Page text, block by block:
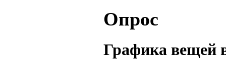
Опрос
Графика вещей